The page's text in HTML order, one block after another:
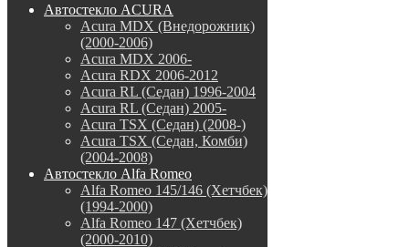
Автостекло ACURA
Acura MDX (Внедорожник)
(2000-2006)
Acura MDX 2006-
Acura RDX 2006-2012
Acura RL (Седан) 1996-2004
Acura RL (Седан) 2005-
Acura TSX (Седан) (2008-)
Acura TSX (Седан, Комби)
(2004-2008)
Автостекло Alfa Romeo
Alfa Romeo 145/146 (Хетчбек)
(1994-2000)
Alfa Romeo 147 (Хетчбек)
(2000-2010)